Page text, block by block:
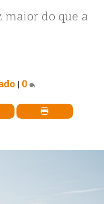
maior do que a
| 0